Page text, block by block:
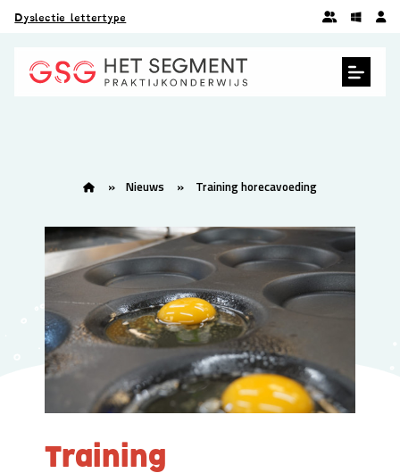
Dyslectie lettertype
Nieuws Training horecavoeding
Training